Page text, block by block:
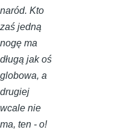
naród. Kto
zaś jedną
nogę ma
długą jak oś
globowa, a
drugiej
wcale nie
ma, ten - o!